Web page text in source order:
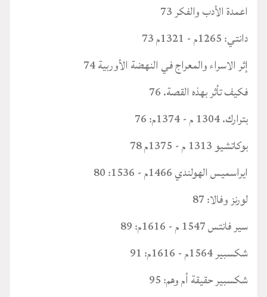
اعمدة الأدب والفكر 73
دانتي: 1265م - 1321م 73
إثر الاسراء والمعراج في النهضة الأوربية 74
فكيف تأثر بهذه القصة. 76
بترارك. 1304 م - 1374م: 76
بوكاتشيو 1313 م - 1375م 78
ايراسميس الهولندي 1466م - 1536: 80
لورنز وفالا: 87
سير فانتس 1547 م - 1616م: 89
شكسبير 1564م - 1616م: 91
شكسبير حقيقة أم وهم: 95